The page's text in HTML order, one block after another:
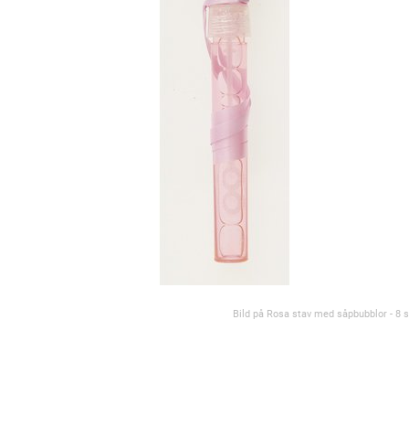
Bild på Rosa stav med såpbubblor - 8